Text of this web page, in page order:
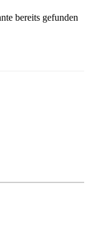
bereits gefunden